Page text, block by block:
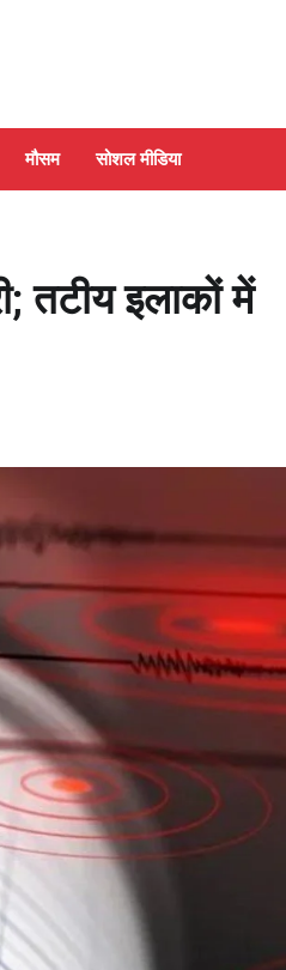
मौसम सोशल मीडिया
तटीय इलाकों में